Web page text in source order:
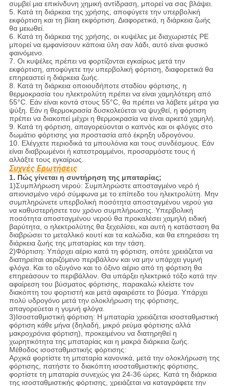
συμβεί μια επικίνδυνη χημική αντίδραση, μπορεί να σας βλάψει.
5. Κατά τη διάρκεια της χρήσης, αποφύγετε την υπερβολική
εκφόρτιση και τη βίαιη εκφόρτιση. Διαφορετικά, η διάρκεια ζωής
θα μειωθεί.
6. Κατά τη διάρκεια της χρήσης, οι κυψέλες με διαχωριστές PE
μπορεί να εμφανίσουν κάποια ύλη σαν λάδι, αυτό είναι φυσικό
φαινόμενο.
7. Οι κυψέλες πρέπει να φορτίζονται εγκαίρως μετά την
εκφόρτιση, αποφύγετε την υπερβολική φόρτιση, διαφορετικά θα
επηρεαστεί η διάρκεια ζωής.
8. Κατά τη διάρκεια οποιουδήποτε σταδίου φόρτισης, η
θερμοκρασία του ηλεκτρολύτη πρέπει να είναι χαμηλότερη από
55°C. Εάν είναι κοντά στους 55°C, θα πρέπει να λάβετε μέτρα για
ψύξη. Εάν η θερμοκρασία δυσκολεύεται να ψυχθεί, η φόρτιση
πρέπει να διακοπεί μέχρι η θερμοκρασία να είναι αρκετά χαμηλή.
9. Κατά τη φόρτιση, απαγορεύονται ο καπνός και οι φλόγες στο
δωμάτιο φόρτισης για προστασία από έκρηξη υδρογόνου.
10. Ελέγχετε περιοδικά τα μπουλόνια και τους συνδέσμους. Εάν
είναι διαβρωμένοι ή κατεστραμμένοι, προσαρμόστε τους ή
αλλάξτε τους εγκαίρως.
Συχνές Ερωτήσεις
1. Πώς γίνεται η συντήρηση της μπαταρίας;
1)Συμπλήρωση νερού: Συμπληρώστε αποσταγμένο νερό ή
απιονισμένο νερό σύμφωνα με το επίπεδο του ηλεκτρολύτη. Μην
συμπληρώνετε υπερβολική ποσότητα αποσταγμένου νερού για
να καθυστερήσετε τον χρόνο συμπλήρωσης. Υπερβολική
ποσότητα αποσταγμένου νερού θα προκαλέσει χαμηλή ειδική
βαρύτητα, ο ηλεκτρολύτης θα ξεχειλίσει, και αυτή η κατάσταση θα
διαβρώσει το μεταλλικό κουτί και τα καλώδια, και θα επηρεάσει τη
διάρκεια ζωής της μπαταρίας και την τάση.
2)Φόρτιση: Υπάρχει αέριο κατά τη φόρτιση, οπότε χρειάζεται να
διατηρείται αεριζόμενο περιβάλλον και να μην υπάρχει γυμνή
φλόγα. Και το οξυγόνο και το όξινο αέριο από τη φόρτιση θα
επηρεάσουν το περιβάλλον. Θα υπάρξει ηλεκτρικό τόξο κατά την
αφαίρεση του βύσματος φόρτισης, παρακαλώ κλείστε τον
διακόπτη του φορτιστή και μετά αφαιρέστε το βύσμα. Υπάρχει
πολύ υδρογόνο μετά την ολοκλήρωση της φόρτισης,
απαγορεύεται η γυμνή φλόγα.
3)Ισοσταθμιστική φόρτιση: Η μπαταρία χρειάζεται ισοσταθμιστική
φόρτιση κάθε μήνα (δηλαδή, μικρό ρεύμα φόρτισης αλλά
μακροχρόνια φόρτιση), προκειμένου να διατηρηθεί η
χωρητικότητα της μπαταρίας και η μακρά διάρκεια ζωής.
Μέθοδος ισοσταθμιστικής φόρτισης:
Αρχικά φορτίστε τη μπαταρία κανονικά, μετά την ολοκλήρωση της
φόρτισης, πατήστε το διακόπτη ισοσταθμιστικής φόρτισης,
φορτίστε τη μπαταρία συνεχώς για 24-36 ώρες. Κατά τη διάρκεια
της ισοσταθμιστικής φόρτισης, χρειάζεται να καταγράφετε την